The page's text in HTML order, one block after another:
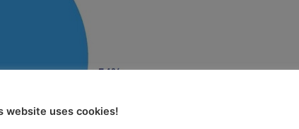
website uses cookies!